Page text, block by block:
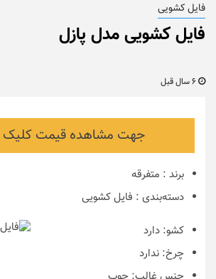
فایل کشویی
فایل کشویی مدل پازل
جهت مشاهده قیمت کلیک
برند : متفرقه
دسته‌بندی : فایل کشویی
کشو: دارد
چرخ: ندارد